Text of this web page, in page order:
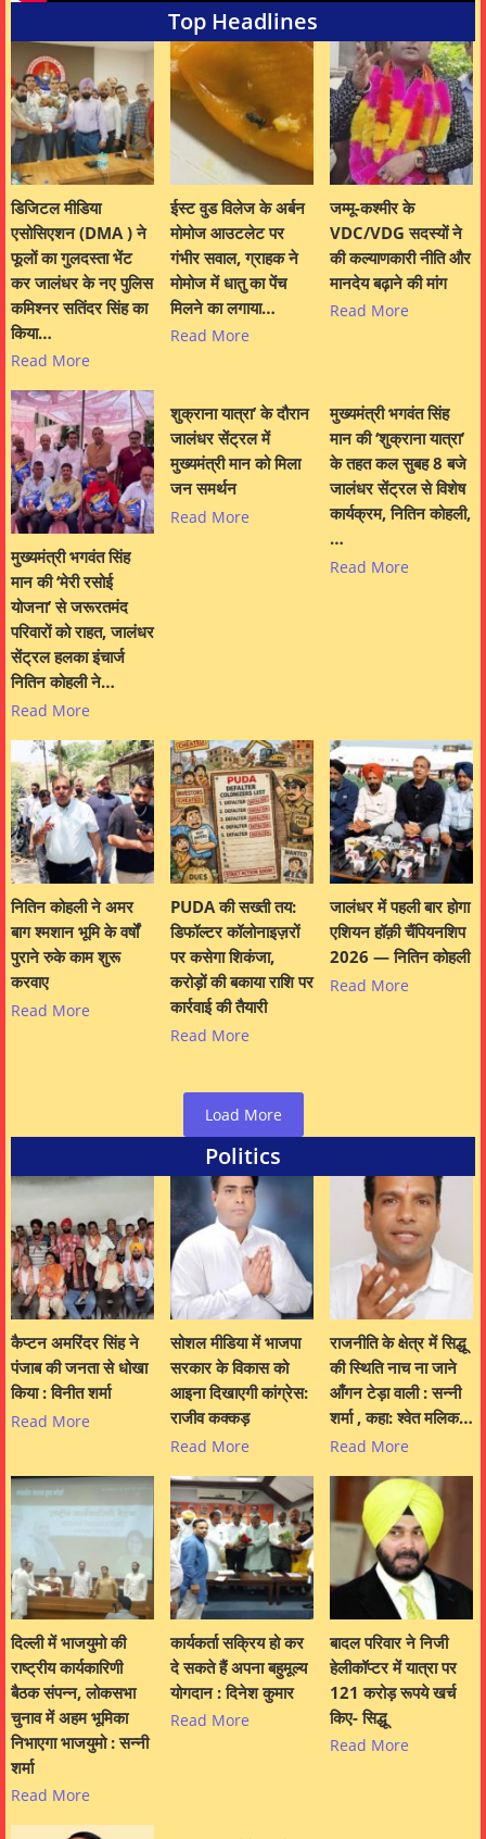
Top Headlines
डिजिटल मीडिया
एसोसिएशन (DMA ) ने
फूलों का गुलदस्ता भेंट
कर जालंधर के नए पुलिस
कमिश्नर सतिंदर सिंह का
किया…
Read More
ईस्ट वुड विलेज के अर्बन
मोमोज आउटलेट पर
गंभीर सवाल, ग्राहक ने
मोमोज में धातु का पेंच
मिलने का लगाया…
Read More
जम्मू-कश्मीर के
VDC/VDG सदस्यों ने
की कल्याणकारी नीति और
मानदेय बढ़ाने की मांग
Read More
मुख्यमंत्री भगवंत सिंह
मान की ‘मेरी रसोई
योजना’ से जरूरतमंद
परिवारों को राहत, जालंधर
सेंट्रल हलका इंचार्ज
नितिन कोहली ने…
Read More
शुक्राना यात्रा’ के दौरान
जालंधर सेंट्रल में
मुख्यमंत्री मान को मिला
जन समर्थन
Read More
मुख्यमंत्री भगवंत सिंह
मान की ‘शुक्राना यात्रा’
के तहत कल सुबह 8 बजे
जालंधर सेंट्रल से विशेष
कार्यक्रम, नितिन कोहली,
…
Read More
नितिन कोहली ने अमर
बाग श्मशान भूमि के वर्षों
पुराने रुके काम शुरू
करवाए
Read More
PUDA की सख्ती तय:
डिफॉल्टर कॉलोनाइज़रों
पर कसेगा शिकंजा,
करोड़ों की बकाया राशि पर
कार्रवाई की तैयारी
Read More
जालंधर में पहली बार होगा
एशियन हॉक़ी चैंपियनशिप
2026 — नितिन कोहली
Read More
Load More
Politics
कैप्टन अमरिंदर सिंह ने
पंजाब की जनता से धोखा
किया : विनीत शर्मा
Read More
सोशल मीडिया में भाजपा
सरकार के विकास को
आइना दिखाएगी कांग्रेस:
राजीव कक्कड़
Read More
राजनीति के क्षेत्र में सिद्धू
की स्थिति नाच ना जाने
आँगन टेड़ा वाली : सन्नी
शर्मा , कहा: श्वेत मलिक…
Read More
दिल्ली में भाजयुमो की
राष्ट्रीय कार्यकारिणी
बैठक संपन्न, लोकसभा
चुनाव में अहम भूमिका
निभाएगा भाजयुमो : सन्नी
शर्मा
Read More
कार्यकर्ता सक्रिय हो कर
दे सकते हैं अपना बहुमूल्य
योगदान : दिनेश कुमार
Read More
बादल परिवार ने निजी
हेलीकॉप्टर में यात्रा पर
121 करोड़ रूपये खर्च
किए- सिद्धू
Read More